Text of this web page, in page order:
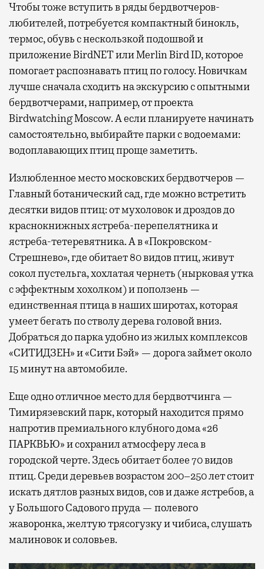
Чтобы тоже вступить в ряды бердвотчеров-
любителей, потребуется компактный бинокль,
термос, обувь с нескользкой подошвой и
приложение BirdNET или Merlin Bird ID, которое
помогает распознавать птиц по голосу. Новичкам
лучше сначала сходить на экскурсию с опытными
бердвотчерами, например, от проекта
Birdwatching Moscow. А если планируете начинать
самостоятельно, выбирайте парки с водоемами:
водоплавающих птиц проще заметить.
Излюбленное место московских бердвотчеров —
Главный ботанический сад, где можно встретить
десятки видов птиц: от мухоловок и дроздов до
краснокнижных ястреба-перепелятника и
ястреба-тетеревятника. А в «Покровском-
Стрешнево», где обитает 80 видов птиц, живут
сокол пустельга, хохлатая чернеть (нырковая утка
с эффектным хохолком) и поползень —
единственная птица в наших широтах, которая
умеет бегать по стволу дерева головой вниз.
Добраться до парка удобно из жилых комплексов
«СИТИДЗЕН» и «Сити Бэй» — дорога займет около
15 минут на автомобиле.
Еще одно отличное место для бердвотчинга —
Тимирязевский парк, который находится прямо
напротив премиального клубного дома «26
ПАРКВЬЮ» и сохранил атмосферу леса в
городской черте. Здесь обитает более 70 видов
птиц. Среди деревьев возрастом 200–250 лет стоит
искать дятлов разных видов, сов и даже ястребов, а
у Большого Садового пруда — полевого
жаворонка, желтую трясогузку и чибиса, слушать
малиновок и соловьев.